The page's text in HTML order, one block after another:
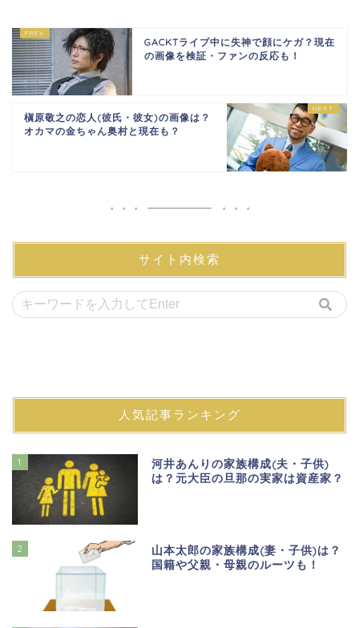
GACKTライブ中に失神で顔にケガ？現在
の画像を検証・ファンの反応も！
槇原敬之の恋人(彼氏・彼女)の画像は？
オカマの金ちゃん奥村と現在も？
サイト内検索
人気記事ランキング
1
河井あんりの家族構成(夫・子供)
は？元大臣の旦那の実家は資産家？
2
山本太郎の家族構成(妻・子供)は？
国籍や父親・母親のルーツも！